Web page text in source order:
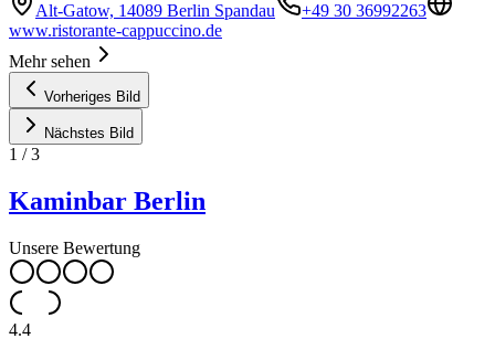
Alt-Gatow, 14089 Berlin Spandau
+49 30 36992263
www.ristorante-cappuccino.de
Mehr sehen
Vorheriges Bild
Nächstes Bild
1 /3
Kaminbar Berlin
Unsere Bewertung
4.4